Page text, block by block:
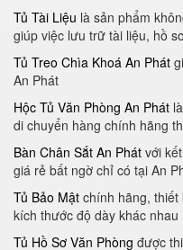
Tủ Tài Liệu là sản phẩm
giúp việc lưu trữ tài liệu, hồ
Tủ Treo Chìa Khoá An Phát
An Phát
Hộc Tủ Văn Phòng An Phát
di chuyển hàng chính hãng
Bàn Chân Sắt An Phát với
giá rẻ bất ngờ chỉ có tại An
Tủ Bảo Mật chính hãng, thiết
kích thước độ dày khác nhau
Tủ Hồ Sơ Văn Phòng được